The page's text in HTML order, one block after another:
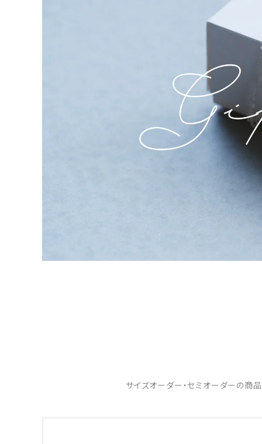
サイズオーダー・セミオーダーの商